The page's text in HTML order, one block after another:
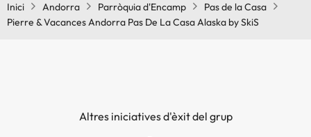
Inici Andorra Parròquia d'Encamp
Pas de la Casa
Pierre & Vacances Andorra Pas De La Casa Alaska by SkiS
Altres iniciatives d'èxit del grup